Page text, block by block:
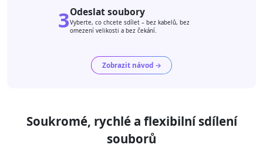
3Odeslat soubory
Vyberte, co chcete sdílet – bez kabelů, bez
omezení velikosti a bez čekání.
Zobrazit návod →
Soukromé, rychlé a flexibilní sdílení
souborů